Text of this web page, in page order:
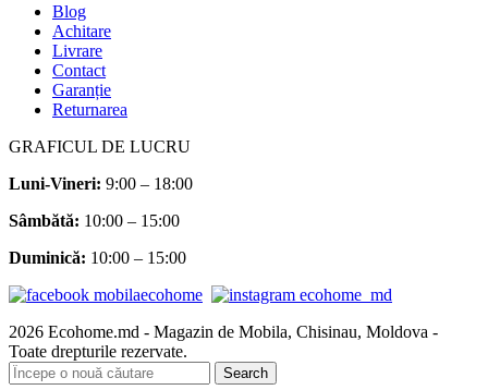
Blog
Achitare
Livrare
Contact
Garanție
Returnarea
GRAFICUL DE LUCRU
Luni-Vineri: 9:00 – 18:00
Sâmbătă: 10:00 – 15:00
Duminică: 10:00 – 15:00
2026 Ecohome.md - Magazin de Mobila, Chisinau, Moldova -
Toate drepturile rezervate.
Search